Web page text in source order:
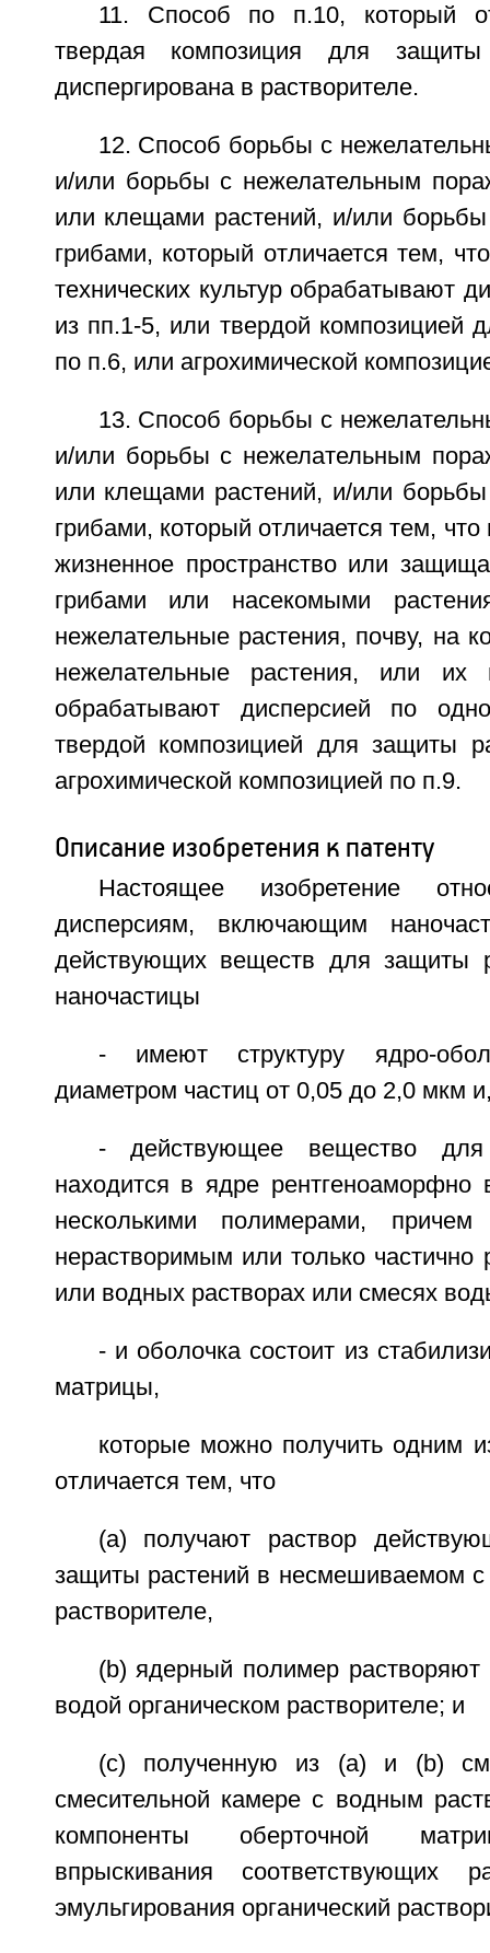
11. Способ по п.10, который
твердая композиция для
диспергирована в растворителе.
12. Способ борьбы с
и/или борьбы с нежелательным
или клещами растений, и/или
грибами, который отличается тем,
технических культур обрабатывают
из пп.1-5, или твердой композицией
по п.6, или агрохимической
13. Способ борьбы с
и/или борьбы с нежелательным
или клещами растений, и/или
грибами, который отличается тем,
жизненное пространство или
грибами или насекомыми
нежелательные растения, почву, на
нежелательные растения, или их
обрабатывают дисперсией по
твердой композицией для защиты
агрохимической композицией по п.9.
Описание изобретения к патенту
Настоящее изобретение
дисперсиям, включающим
действующих веществ для защиты
наночастицы
- имеют структуру ядро-
диаметром частиц от 0,05 до 2,0 мкм
- действующее вещество
находится в ядре
несколькими полимерами,
нерастворимым или только
или водных растворах или смесях
- и оболочка состоит из
матрицы,
которые можно получить одним
отличается тем, что
(a) получают раствор
защиты растений в несмешиваемом с
растворителе,
(b) ядерный полимер
водой органическом растворителе; и
(c) полученную из (а) и (b)
смесительной камере с водным
компоненты оберточной
впрыскивания соответствующих
эмульгирования органический